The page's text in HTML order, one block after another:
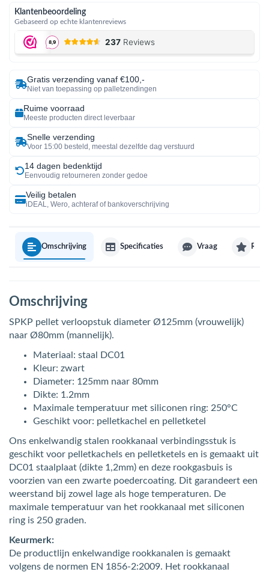
Klantenbeoordeling
Gebaseerd op echte klantenreviews
Gratis verzending vanaf €100,-
Niet van toepassing op palletzendingen
Ruime voorraad
Meeste producten direct leverbaar
Snelle verzending
Voor 15:00 besteld, meestal dezelfde dag verstuurd
14 dagen bedenktijd
Eenvoudig retourneren zonder gedoe
Veilig betalen
iDEAL, Wero, achteraf of bankoverschrijving
Omschrijving Specificaties Vraag
Omschrijving
SPKP pellet verloopstuk diameter Ø125mm (vrouwelijk)
naar Ø80mm (mannelijk).
Materiaal: staal DC01
Kleur: zwart
Diameter: 125mm naar 80mm
Dikte: 1.2mm
Maximale temperatuur met siliconen ring: 250°C
Geschikt voor: pelletkachel en pelletketel
Ons enkelwandig stalen rookkanaal verbindingsstuk is
geschikt voor pelletkachels en pelletketels en is gemaakt uit
DC01 staalplaat (dikte 1,2mm) en deze rookgasbuis is
voorzien van een zwarte poedercoating. Dit garandeert een
weerstand bij zowel lage als hoge temperaturen. De
maximale temperatuur van het rookkanaal met siliconen
ring is 250 graden.
Keurmerk:
De productlijn enkelwandige rookkanalen is gemaakt
volgens de normen EN 1856-2:2009. Het rookkanaal